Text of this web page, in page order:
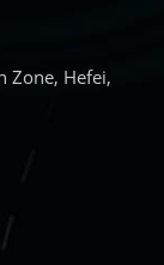
Zone, Hefei,